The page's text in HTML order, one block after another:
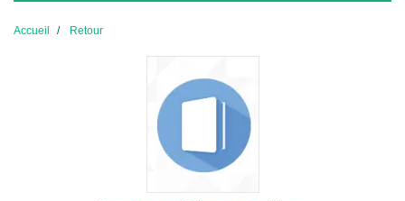
Accueil Retour